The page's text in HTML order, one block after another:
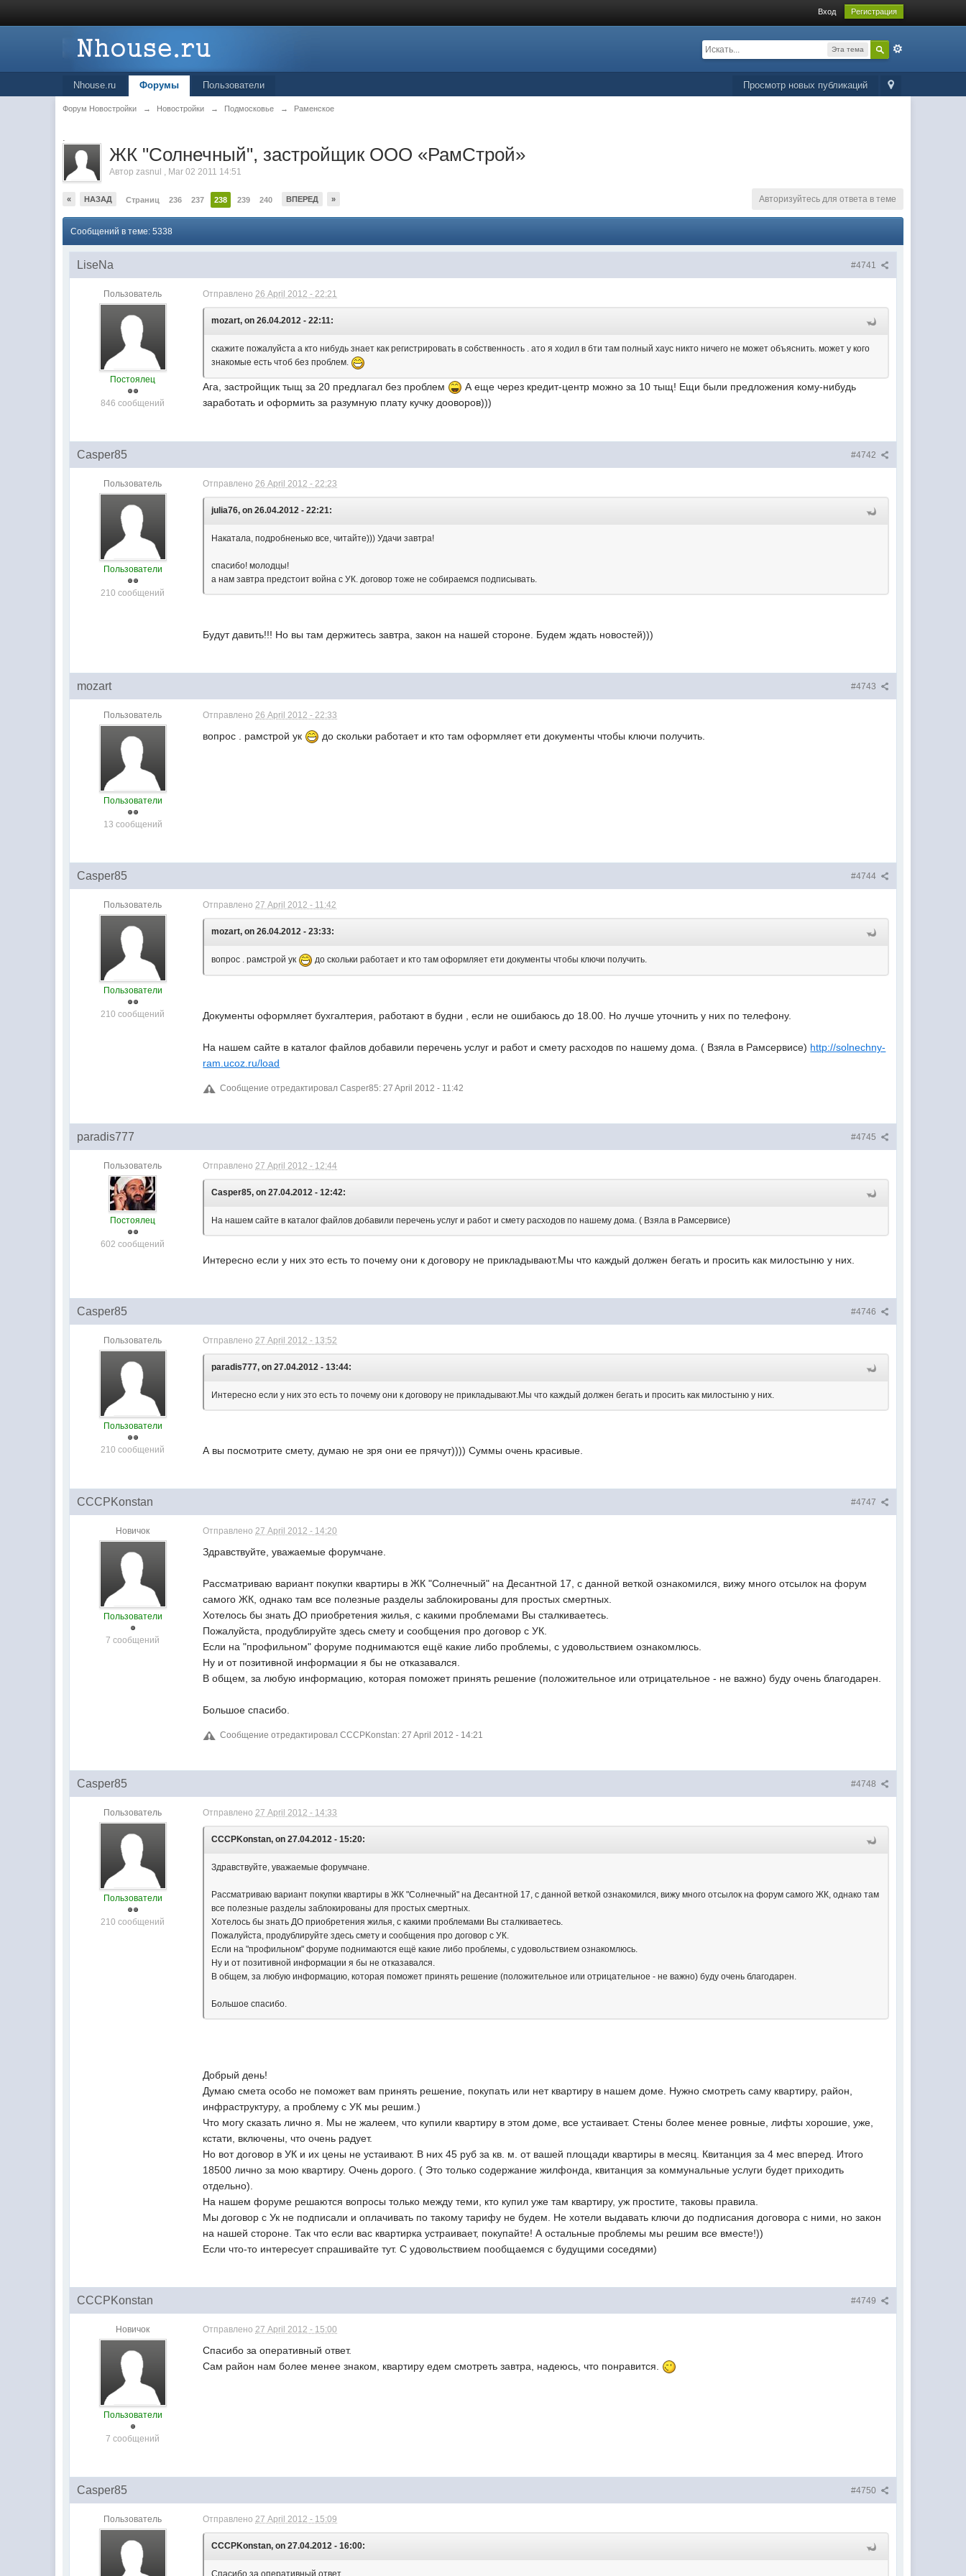
Вход Регистрация
Эта тема
Просмотр новых публикаций
Nhouse.ru Форумы Пользователи
Форум Новостройки → Новостройки → Подмосковье → Раменское
.
ЖК "Солнечный", застройщик ООО «РамСтрой»
Авторzasnul , Mar 02 2011 14:51
« НАЗАД Страниц 236 237 238 239 240 ВПЕРЕД » Авторизуйтесь для ответа в теме
Сообщений в теме: 5338
#4741
LiseNa
Пользователь
Постоялец
846 сообщений
Отправлено26 April 2012 - 22:21
mozart, on 26.04.2012 - 22:11:
скажите пожалуйста а кто нибудь знает как регистрировать в собственность . ато я ходил в бти там полный хаус никто ничего не может объяснить. может у кого
знакомые есть чтоб без проблем.
Ага, застройщик тыщ за 20 предлагал без проблем
А еще через кредит-центр можно за 10 тыщ! Ещи были предложения кому-нибудь
заработать и оформить за разумную плату кучку дооворов)))
#4742
Casper85
Пользователь
Пользователи
210 сообщений
Отправлено26 April 2012 - 22:23
julia76, on 26.04.2012 - 22:21:
Накатала, подробненько все, читайте))) Удачи завтра!
спасибо! молодцы!
а нам завтра предстоит война с УК. договор тоже не собираемся подписывать.
Будут давить!!! Но вы там держитесь завтра, закон на нашей стороне. Будем ждать новостей)))
#4743
mozart
Пользователь
Пользователи
13 сообщений
Отправлено26 April 2012 - 22:33
вопрос . рамстрой ук до скольки работает и кто там оформляет ети документы чтобы ключи получить.
#4744
Casper85
Пользователь
Пользователи
210 сообщений
Отправлено27 April 2012 - 11:42
mozart, on 26.04.2012 - 23:33:
вопрос . рамстрой ук до скольки работает и кто там оформляет ети документы чтобы ключи получить.
Документы оформляет бухгалтерия, работают в будни , если не ошибаюсь до 18.00. Но лучше уточнить у них по телефону.
На нашем сайте в каталог файлов добавили перечень услуг и работ и смету расходов по нашему дома. ( Взяла в Рамсервисе) http://solnechny-
ram.ucoz.ru/load
Сообщение отредактировал Casper85: 27 April 2012 - 11:42
#4745
paradis777
Пользователь
Постоялец
602 сообщений
Отправлено27 April 2012 - 12:44
Casper85, on 27.04.2012 - 12:42:
На нашем сайте в каталог файлов добавили перечень услуг и работ и смету расходов по нашему дома. ( Взяла в Рамсервисе)
Интересно если у них это есть то почему они к договору не прикладывают.Мы что каждый должен бегать и просить как милостыню у них.
#4746
Casper85
Пользователь
Пользователи
210 сообщений
Отправлено27 April 2012 - 13:52
paradis777, on 27.04.2012 - 13:44:
Интересно если у них это есть то почему они к договору не прикладывают.Мы что каждый должен бегать и просить как милостыню у них.
А вы посмотрите смету, думаю не зря они ее прячут)))) Суммы очень красивые.
#4747
CCCPKonstan
Новичок
Пользователи
7 сообщений
Отправлено27 April 2012 - 14:20
Здравствуйте, уважаемые форумчане.
Рассматриваю вариант покупки квартиры в ЖК "Солнечный" на Десантной 17, с данной веткой ознакомился, вижу много отсылок на форум
самого ЖК, однако там все полезные разделы заблокированы для простых смертных.
Хотелось бы знать ДО приобретения жилья, с какими проблемами Вы сталкиваетесь.
Пожалуйста, продублируйте здесь смету и сообщения про договор с УК.
Если на "профильном" форуме поднимаются ещё какие либо проблемы, с удовольствием ознакомлюсь.
Ну и от позитивной информации я бы не отказавался.
В общем, за любую информацию, которая поможет принять решение (положительное или отрицательное - не важно) буду очень благодарен.
Большое спасибо.
Сообщение отредактировал CCCPKonstan: 27 April 2012 - 14:21
#4748
Casper85
Пользователь
Пользователи
210 сообщений
Отправлено27 April 2012 - 14:33
CCCPKonstan, on 27.04.2012 - 15:20:
Здравствуйте, уважаемые форумчане.
Рассматриваю вариант покупки квартиры в ЖК "Солнечный" на Десантной 17, с данной веткой ознакомился, вижу много отсылок на форум самого ЖК, однако там
все полезные разделы заблокированы для простых смертных.
Хотелось бы знать ДО приобретения жилья, с какими проблемами Вы сталкиваетесь.
Пожалуйста, продублируйте здесь смету и сообщения про договор с УК.
Если на "профильном" форуме поднимаются ещё какие либо проблемы, с удовольствием ознакомлюсь.
Ну и от позитивной информации я бы не отказавался.
В общем, за любую информацию, которая поможет принять решение (положительное или отрицательное - не важно) буду очень благодарен.
Большое спасибо.
Добрый день!
Думаю смета особо не поможет вам принять решение, покупать или нет квартиру в нашем доме. Нужно смотреть саму квартиру, район,
инфраструктуру, а проблему с УК мы решим.)
Что могу сказать лично я. Мы не жалеем, что купили квартиру в этом доме, все устаивает. Стены более менее ровные, лифты хорошие, уже,
кстати, включены, что очень радует.
Но вот договор в УК и их цены не устаивают. В них 45 руб за кв. м. от вашей площади квартиры в месяц. Квитанция за 4 мес вперед. Итого
18500 лично за мою квартиру. Очень дорого. ( Это только содержание жилфонда, квитанция за коммунальные услуги будет приходить
отдельно).
На нашем форуме решаются вопросы только между теми, кто купил уже там квартиру, уж простите, таковы правила.
Мы договор с Ук не подписали и оплачивать по такому тарифу не будем. Не хотели выдавать ключи до подписания договора с ними, но закон
на нашей стороне. Так что если вас квартирка устраивает, покупайте! А остальные проблемы мы решим все вместе!))
Если что-то интересует спрашивайте тут. С удовольствием пообщаемся с будущими соседями)
#4749
CCCPKonstan
Новичок
Пользователи
7 сообщений
Отправлено27 April 2012 - 15:00
Спасибо за оперативный ответ.
Сам район нам более менее знаком, квартиру едем смотреть завтра, надеюсь, что понравится.
#4750
Casper85
Пользователь Отправлено27 April 2012 - 15:09
CCCPKonstan, on 27.04.2012 - 16:00:
Спасибо за оперативный ответ.